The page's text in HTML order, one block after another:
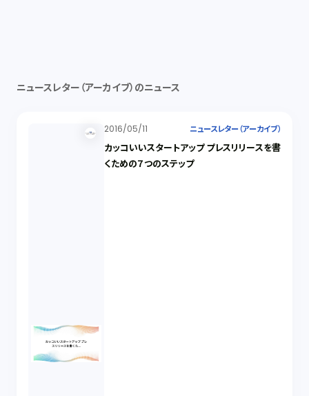
ニュースレター（アーカイブ）のニュース
2016/05/11 ニュースレター（アーカイブ）
カッコいいスタートアップ プレスリリースを書
くための７つのステップ